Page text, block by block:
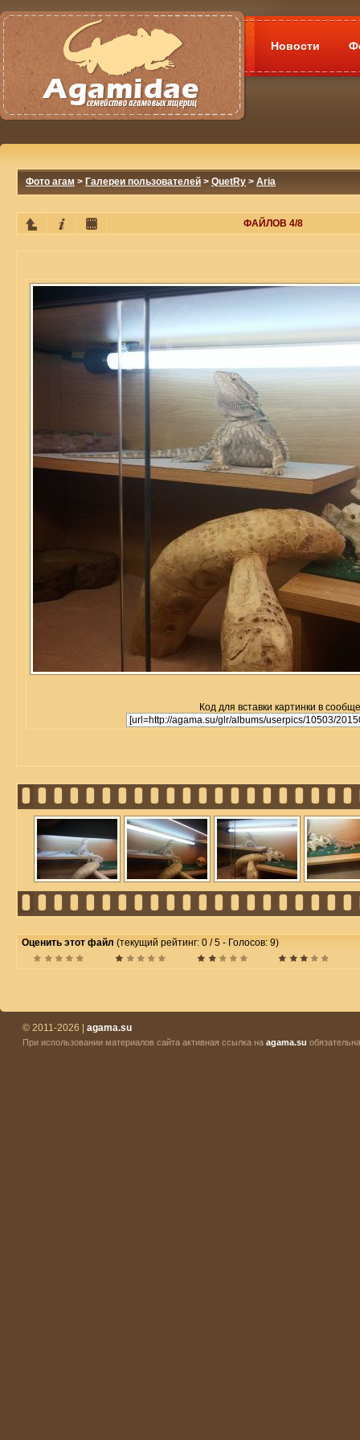
Новости
Фото агам > Галереи пользователей > QuetRy > Aria
ФАЙЛОВ 4/8
Код для вставки картинки в
Оценить этот файл (текущий рейтинг: 0 / 5 - Голосов: 9)
© 2011-2026 | agama.su
При использовании материалов сайта активная ссылка на agama.su